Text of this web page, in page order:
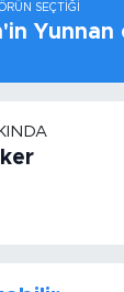
SEÇTIĞI
Yunnan